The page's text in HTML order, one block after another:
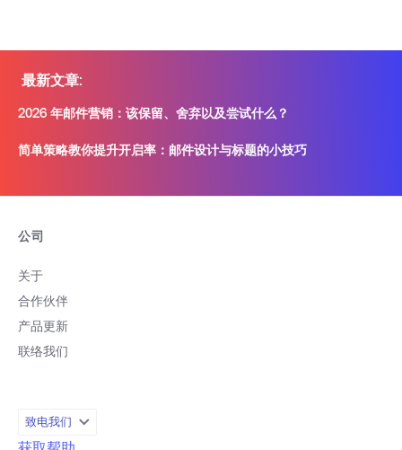
最新文章:
2026 年邮件营销：该保留、舍弃以及尝试什么？
简单策略教你提升开启率：邮件设计与标题的小技巧
公司
关于
合作伙伴
产品更新
联络我们
致电我们